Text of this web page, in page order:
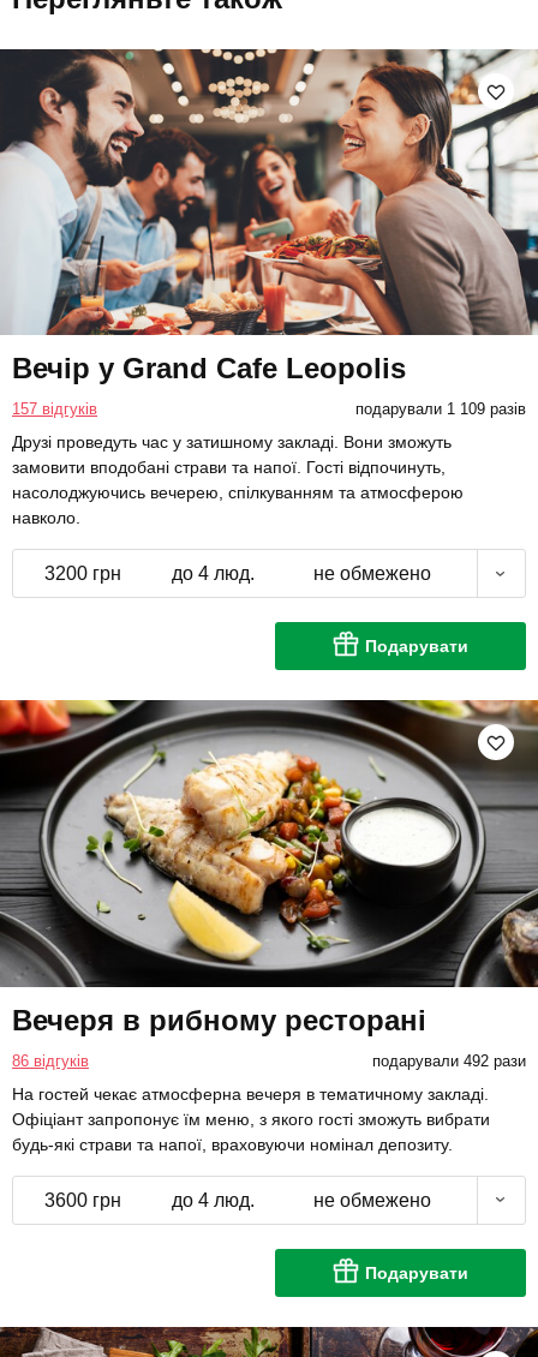
Вечір у Grand Cafe Leopolis
157 відгуків подарували 1 109 разів
Друзі проведуть час у затишному закладі. Вони зможуть
замовити вподобані страви та напої. Гості відпочинуть,
насолоджуючись вечерею, спілкуванням та атмосферою
навколо.
3200 грн до 4 люд. не обмежено
Подарувати
Вечеря в рибному ресторані
86 відгуків подарували 492 рази
На гостей чекає атмосферна вечеря в тематичному закладі.
Офіціант запропонує їм меню, з якого гості зможуть вибрати
будь-які страви та напої, враховуючи номінал депозиту.
3600 грн до 4 люд. не обмежено
Подарувати